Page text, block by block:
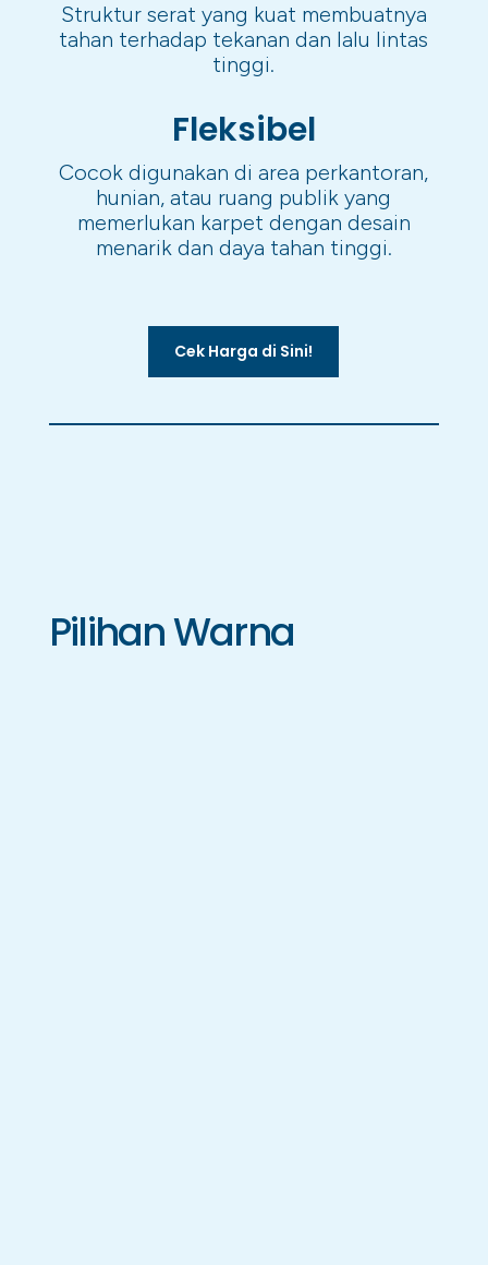
Struktur serat yang kuat membuatnya
tahan terhadap tekanan dan lalu lintas
tinggi.
Fleksibel
Cocok digunakan di area perkantoran,
hunian, atau ruang publik yang
memerlukan karpet dengan desain
menarik dan daya tahan tinggi.
Cek Harga di Sini!
Pilihan Warna